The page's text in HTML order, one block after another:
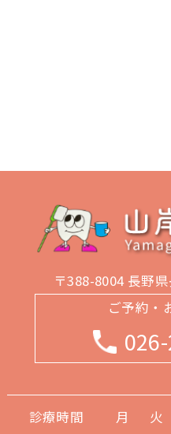
〒388-8004 長野
ご予約・
診療時間 月 火